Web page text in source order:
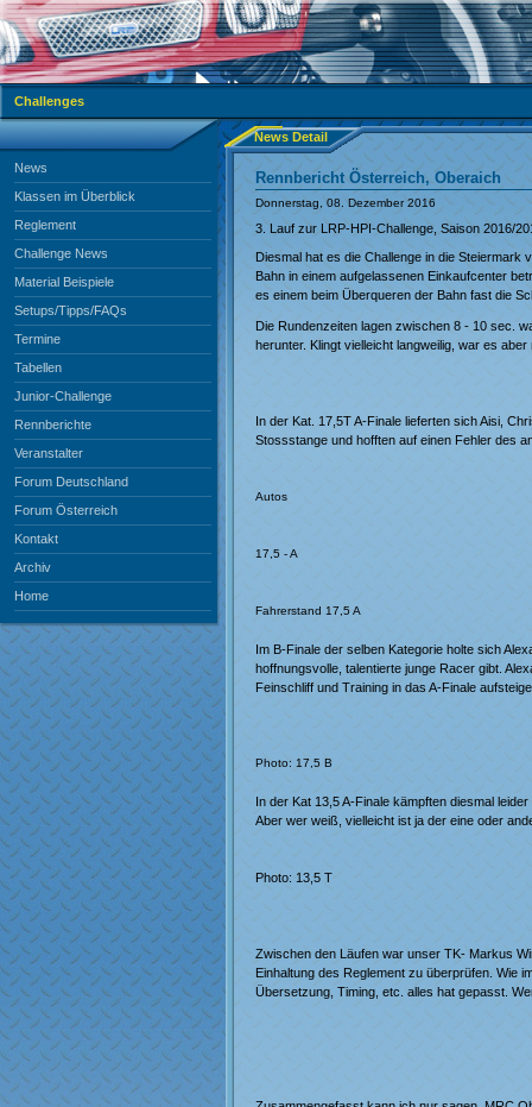
Challenges
News
Klassen im Überblick
Reglement
Challenge News
Material Beispiele
Setups/Tipps/FAQs
Termine
Tabellen
Junior-Challenge
Rennberichte
Veranstalter
Forum Deutschland
Forum Österreich
Kontakt
Archiv
Home
News Detail
Rennbericht Österreich, Oberaich
Donnerstag, 08. Dezember 2016
3. Lauf zur LRP-HPI-Challenge, Saison 2016/
Diesmal hat es die Challenge in die
Bahn in einem aufgelassenen Einkaufcenter
es einem beim Überqueren der Bahn fast die
Die Rundenzeiten lagen zwischen 8 - 10 sec.
herunter. Klingt vielleicht langweilig, war es
In der Kat. 17,5T A-Finale lieferten sich Aisi,
Stossstange und hofften auf einen Fehler des
Autos
17,5 - A
Fahrerstand 17,5 A
Im B-Finale der selben Kategorie holte sich
hoffnungsvolle, talentierte junge Racer gibt.
Feinschliff und Training in das A-Finale
Photo: 17,5 B
In der Kat 13,5 A-Finale kämpften diesmal
Aber wer weiß, vielleicht ist ja der eine oder
Photo: 13,5 T
Zwischen den Läufen war unser TK- Markus
Einhaltung des Reglement zu überprüfen. Wie
Übersetzung, Timing, etc. alles hat gepasst.